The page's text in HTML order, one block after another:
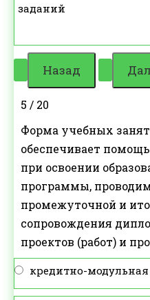
заданий
5 / 20
Форма учебных
обеспечивает
при освоении
программы,
промежуточной и
сопровождения
проектов (работ) и
кредитно-